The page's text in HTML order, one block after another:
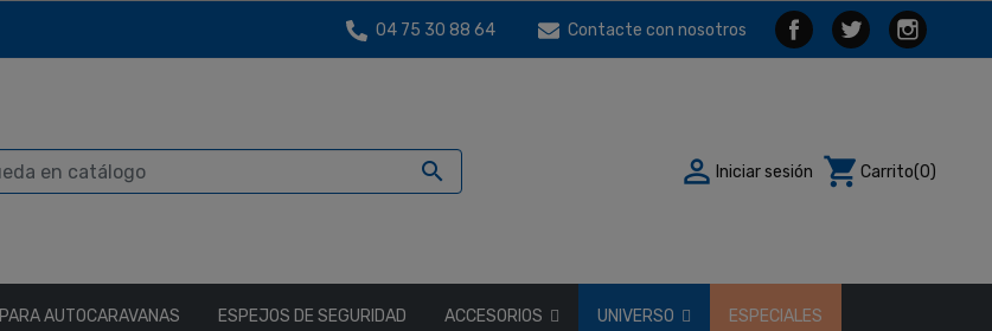
04 75 30 88 64 Contacte con nosotros
  Iniciar sesión shopping_cart Carrito(0)
PARA AUTOCARAVANAS ESPEJOS DE SEGURIDAD ACCESORIOS UNIVERSO ESPECIALES